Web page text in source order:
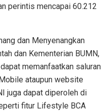
perintis mencapai 60.212
dan Menyenangkan
dan Kementerian BUMN,
memanfaatkan saluran
ataupun website
juga dapat diperoleh di
fitur Lifestyle BCA